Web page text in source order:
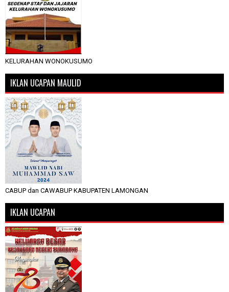
KELURAHAN WONOKUSUMO
IKLAN UCAPAN MAULID
CABUP dan CAWABUP KABUPATEN LAMONGAN
IKLAN UCAPAN